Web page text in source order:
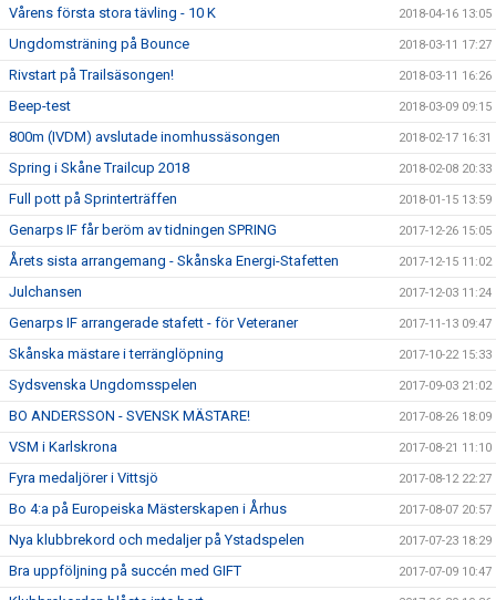
Vårens första stora tävling - 10 K 2018-04-16 13:05
Ungdomsträning på Bounce 2018-03-11 17:27
Rivstart på Trailsäsongen! 2018-03-11 16:26
Beep-test 2018-03-09 09:15
800m (IVDM) avslutade inomhussäsongen 2018-02-17 16:31
Spring i Skåne Trailcup 2018 2018-02-08 20:33
Full pott på Sprinterträffen 2018-01-15 13:59
Genarps IF får beröm av tidningen SPRING 2017-12-26 15:05
Årets sista arrangemang - Skånska Energi-Stafetten 2017-12-15 11:02
Julchansen 2017-12-03 11:24
Genarps IF arrangerade stafett - för Veteraner 2017-11-13 09:47
Skånska mästare i terränglöpning 2017-10-22 15:33
Sydsvenska Ungdomsspelen 2017-09-03 21:02
BO ANDERSSON - SVENSK MÄSTARE! 2017-08-26 18:09
VSM i Karlskrona 2017-08-21 11:10
Fyra medaljörer i Vittsjö 2017-08-12 22:27
Bo 4:a på Europeiska Mästerskapen i Århus 2017-08-07 20:57
Nya klubbrekord och medaljer på Ystadspelen 2017-07-23 18:29
Bra uppföljning på succén med GIFT 2017-07-09 10:47